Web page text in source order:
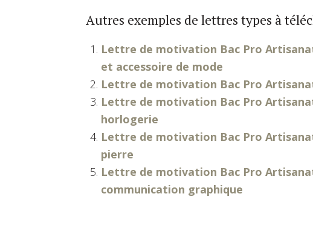
Autres exemples de lettres types à
Lettre de motivation Bac Pro
et accessoire de mode
Lettre de motivation Bac Pro
Lettre de motivation Bac Pro
horlogerie
Lettre de motivation Bac Pro
pierre
Lettre de motivation Bac Pro
communication graphique